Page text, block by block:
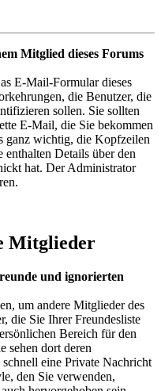
Mitglied dieses Forums
E-Mail-Formular dieses
die Benutzer, die
sollen. Sie sollten
E-Mail, die Sie bekommen
ganz wichtig, die Kopfzeilen
enthalten Details über den
hat. Der Administrator
Mitglieder
und ignorierten
um andere Mitglieder des
die Sie Ihrer Freundesliste
Bereich für den
sehen dort deren
eine Private Nachricht
den Sie verwenden,